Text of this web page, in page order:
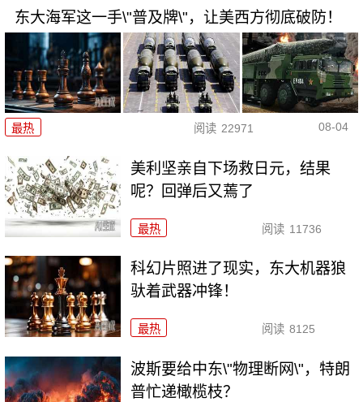
东大海军这一手\"普及牌\"，让美西方彻底破防！
最热 阅读 22971 08-04
美利坚亲自下场救日元，结果
呢？回弹后又蔫了
最热 阅读 11736
科幻片照进了现实，东大机器狼
驮着武器冲锋！
最热 阅读 8125
波斯要给中东\"物理断网\"，特朗
普忙递橄榄枝？